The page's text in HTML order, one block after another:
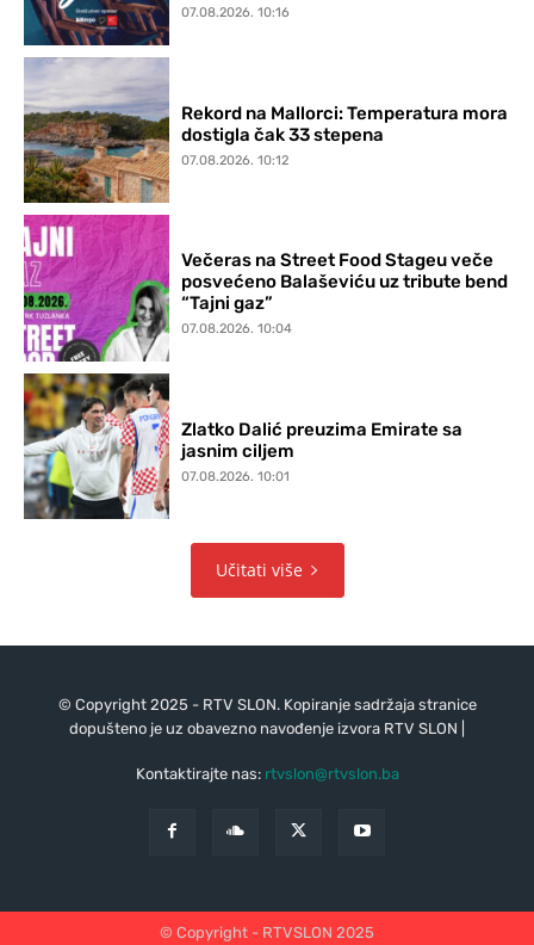
07.08.2026. 10:16
Rekord na Mallorci: Temperatura mora
dostigla čak 33 stepena
07.08.2026. 10:12
Večeras na Street Food Stageu veče
posvećeno Balaševiću uz tribute bend
“Tajni gaz”
07.08.2026. 10:04
Zlatko Dalić preuzima Emirate sa
jasnim ciljem
07.08.2026. 10:01
Učitati više
© Copyright 2025 - RTV SLON. Kopiranje sadržaja stranice
dopušteno je uz obavezno navođenje izvora RTV SLON |
Kontaktirajte nas: rtvslon@rtvslon.ba
© Copyright - RTVSLON 2025